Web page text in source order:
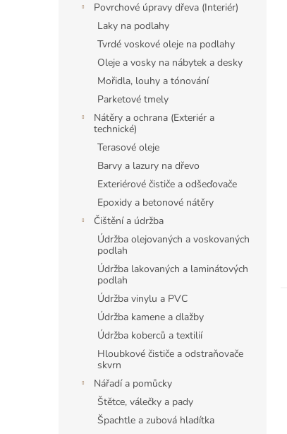
Povrchové úpravy dřeva (Interiér)
Laky na podlahy
Tvrdé voskové oleje na podlahy
Oleje a vosky na nábytek a desky
Mořidla, louhy a tónování
Parketové tmely
Nátěry a ochrana (Exteriér a
technické)
Terasové oleje
Barvy a lazury na dřevo
Exteriérové čističe a odšeďovače
Epoxidy a betonové nátěry
Čištění a údržba
Údržba olejovaných a voskovaných
podlah
Údržba lakovaných a laminátových
podlah
Údržba vinylu a PVC
Údržba kamene a dlažby
Údržba koberců a textilií
Hloubkové čističe a odstraňovače
skvrn
Nářadí a pomůcky
Štětce, válečky a pady
Špachtle a zubová hladítka